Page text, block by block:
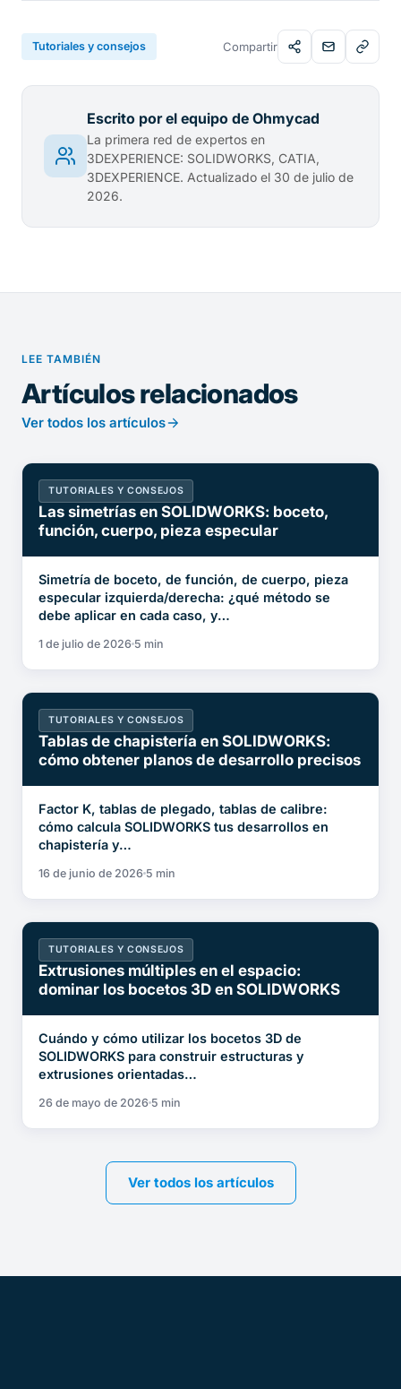
Tutoriales y consejos Compartir
Escrito por el equipo de Ohmycad
La primera red de expertos en
3DEXPERIENCE: SOLIDWORKS, CATIA,
3DEXPERIENCE. Actualizado el 30 de julio de
2026.
LEE TAMBIÉN
Artículos relacionados
Ver todos los artículos
TUTORIALES Y CONSEJOS
Las simetrías en SOLIDWORKS: boceto,
función, cuerpo, pieza especular
Simetría de boceto, de función, de cuerpo, pieza
especular izquierda/derecha: ¿qué método se
debe aplicar en cada caso, y…
1 de julio de 2026 5 min
TUTORIALES Y CONSEJOS
Tablas de chapistería en SOLIDWORKS:
cómo obtener planos de desarrollo precisos
Factor K, tablas de plegado, tablas de calibre:
cómo calcula SOLIDWORKS tus desarrollos en
chapistería y…
16 de junio de 2026 5 min
TUTORIALES Y CONSEJOS
Extrusiones múltiples en el espacio:
dominar los bocetos 3D en SOLIDWORKS
Cuándo y cómo utilizar los bocetos 3D de
SOLIDWORKS para construir estructuras y
extrusiones orientadas…
26 de mayo de 2026 5 min
Ver todos los artículos